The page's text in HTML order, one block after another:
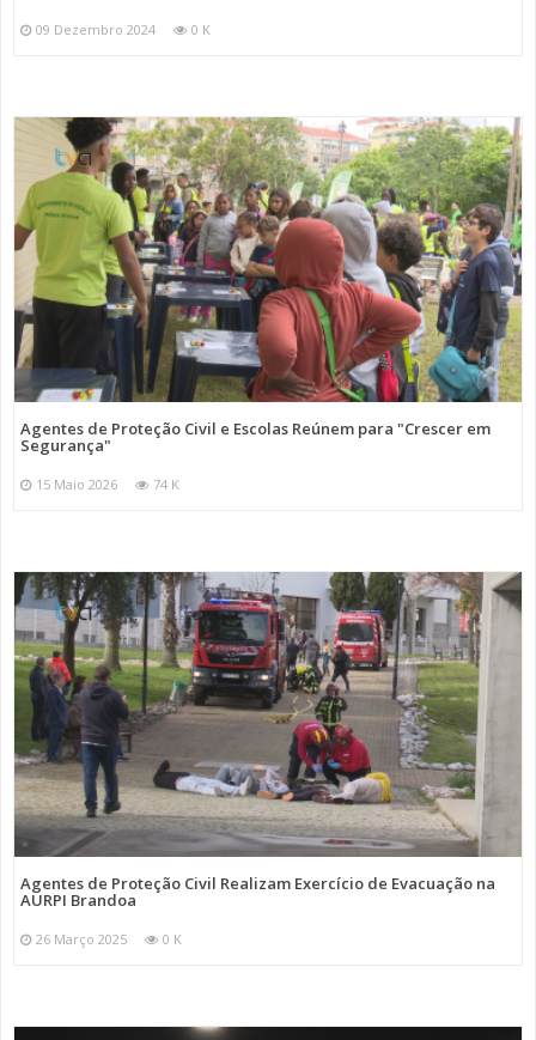
09 Dezembro 2024 0 K
Agentes de Proteção Civil e Escolas Reúnem para "Crescer em
Segurança"
15 Maio 2026 74 K
Agentes de Proteção Civil Realizam Exercício de Evacuação na
AURPI Brandoa
26 Março 2025 0 K